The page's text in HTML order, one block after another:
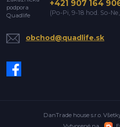
+421 907 164
(Po-Pi, 9-18 hod. So-
obchod@quadlife.sk
DanTrade house s.r.o.